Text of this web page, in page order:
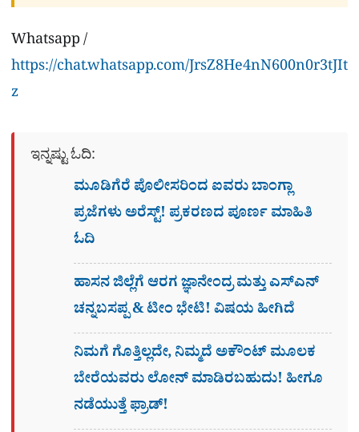
Whatsapp /
https://chat.whatsapp.com/JrsZ8He4nN600n0r3tJIt
z
ಇನ್ನಷ್ಟು ಓದಿ:
ಮೂಡಿಗೆರೆ ಪೊಲೀಸರಿಂದ ಐವರು ಬಾಂಗ್ಲಾ
ಪ್ರಜೆಗಳು ಅರೆಸ್ಟ್! ಪ್ರಕರಣದ ಪೂರ್ಣ ಮಾಹಿತಿ
ಓದಿ
ಹಾಸನ ಜಿಲ್ಲೆಗೆ ಆರಗ ಜ್ಞಾನೇಂದ್ರ ಮತ್ತು ಎಸ್​ಎನ್​
ಚನ್ನಬಸಪ್ಪ & ಟೀಂ ಭೇಟಿ! ವಿಷಯ ಹೀಗಿದೆ
ನಿಮಗೆ ಗೊತ್ತಿಲ್ಲದೇ, ನಿಮ್ಮದೆ ಅಕೌಂಟ್​ ಮೂಲಕ
ಬೇರೆಯವರು ಲೋನ್​ ಮಾಡಿರಬಹುದು! ಹೀಗೂ
ನಡೆಯುತ್ತೆ ಫ್ರಾಡ್!